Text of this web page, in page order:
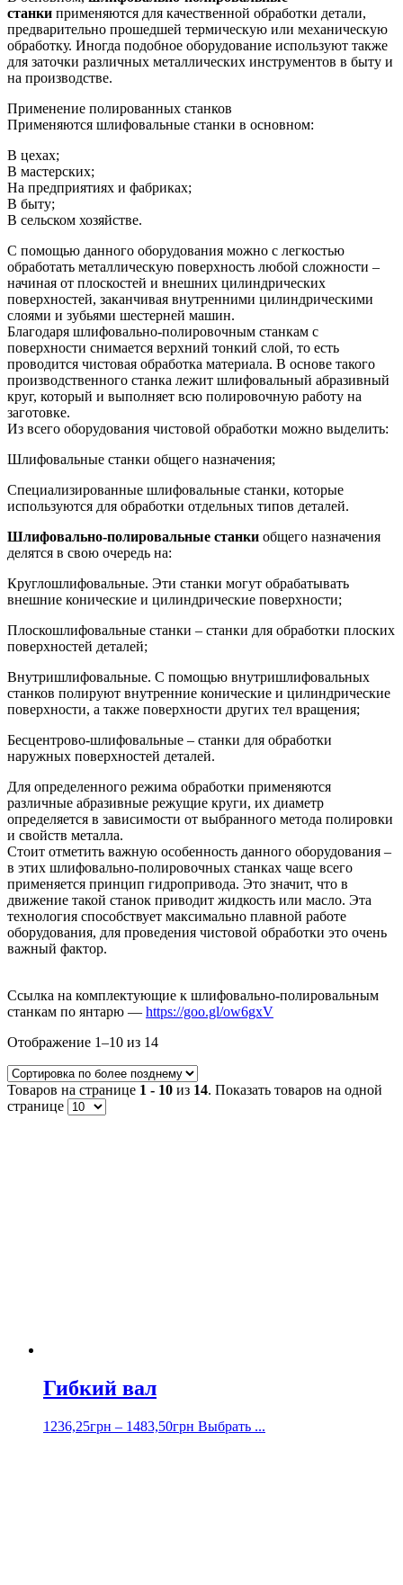
станки применяются для качественной обработки детали,
предварительно прошедшей термическую или механическую
обработку. Иногда подобное оборудование используют также
для заточки различных металлических инструментов в быту и
на производстве.
Применение полированных станков
Применяются шлифовальные станки в основном:
В цехах;
В мастерских;
На предприятиях и фабриках;
В быту;
В сельском хозяйстве.
С помощью данного оборудования можно с легкостью
обработать металлическую поверхность любой сложности –
начиная от плоскостей и внешних цилиндрических
поверхностей, заканчивая внутренними цилиндрическими
слоями и зубьями шестерней машин.
Благодаря шлифовально-полировочным станкам с
поверхности снимается верхний тонкий слой, то есть
проводится чистовая обработка материала. В основе такого
производственного станка лежит шлифовальный абразивный
круг, который и выполняет всю полировочную работу на
заготовке.
Из всего оборудования чистовой обработки можно выделить:
Шлифовальные станки общего назначения;
Специализированные шлифовальные станки, которые
используются для обработки отдельных типов деталей.
Шлифовально-полировальные станки общего назначения
делятся в свою очередь на:
Круглошлифовальные. Эти станки могут обрабатывать
внешние конические и цилиндрические поверхности;
Плоскошлифовальные станки – станки для обработки плоских
поверхностей деталей;
Внутришлифовальные. С помощью внутришлифовальных
станков полируют внутренние конические и цилиндрические
поверхности, а также поверхности других тел вращения;
Бесцентрово-шлифовальные – станки для обработки
наружных поверхностей деталей.
Для определенного режима обработки применяются
различные абразивные режущие круги, их диаметр
определяется в зависимости от выбранного метода полировки
и свойств металла.
Стоит отметить важную особенность данного оборудования –
в этих шлифовально-полировочных станках чаще всего
применяется принцип гидропривода. Это значит, что в
движение такой станок приводит жидкость или масло. Эта
технология способствует максимально плавной работе
оборудования, для проведения чистовой обработки это очень
важный фактор.
Ссылка на комплектующие к шлифовально-полировальным
станкам по янтарю — https://goo.gl/ow6gxV
Отображение 1–10 из 14
Товаров на странице 1 - 10 из 14. Показать товаров на одной
странице
Гибкий вал
1236,25грн – 1483,50грн Выбрать ...